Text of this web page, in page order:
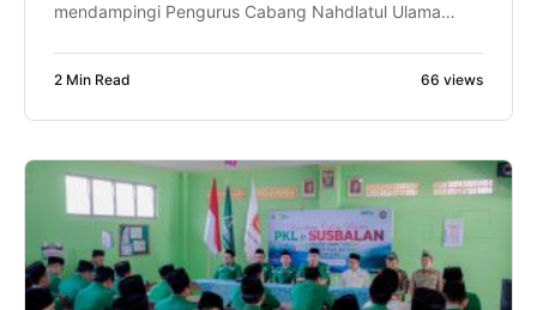
mendampingi Pengurus Cabang Nahdlatul Ulama
terpadu berbasis Zakat, Infak, Sedekah, dan Wakaf
Kecamatan Blado, Kabupaten Batang. […]
2 Min Read 66 views